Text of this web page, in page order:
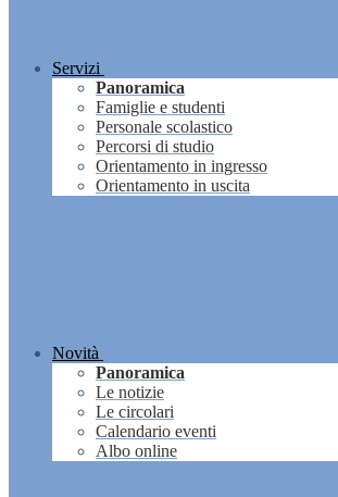
Servizi
Panoramica
Famiglie e studenti
Personale scolastico
Percorsi di studio
Orientamento in ingresso
Orientamento in uscita
Novità
Panoramica
Le notizie
Le circolari
Calendario eventi
Albo online